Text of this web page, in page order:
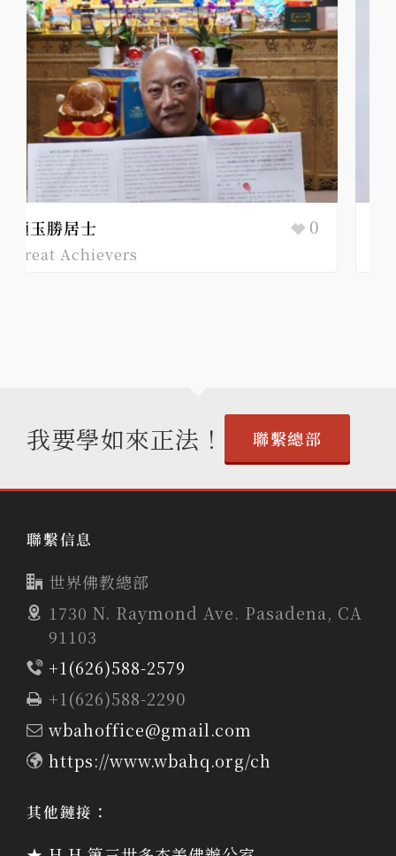
悟明長老
Great Achievers
我要學如來正法！ 聯繫總部
聯繫信息
世界佛教總部
1730 N. Raymond Ave. Pasadena, CA
91103
+1(626)588-2579
+1(626)588-2290
wbahoffice@gmail.com
https://www.wbahq.org/ch
其他鏈接：